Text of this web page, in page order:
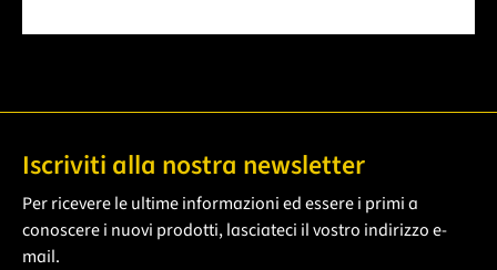
Iscriviti alla nostra newsletter
Per ricevere le ultime informazioni ed essere i primi a
conoscere i nuovi prodotti, lasciateci il vostro indirizzo e-
mail.